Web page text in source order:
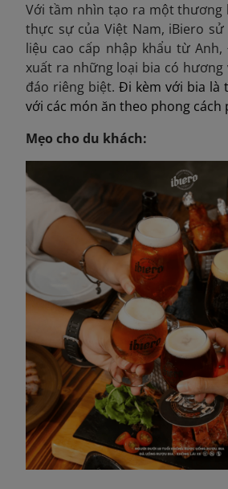
Với tầm nhìn tạo ra một thương
thực sự của Việt Nam, iBiero sử
liệu cao cấp nhập khẩu từ
xuất ra những loại bia có hương
đáo riêng biệt. Đi kèm với bia là
với các món ăn theo phong cách
Mẹo cho du khách: